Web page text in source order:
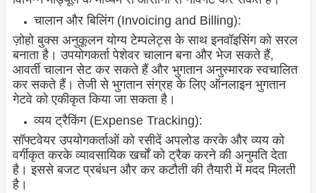
चालान और बिलिंग (Invoicing and Billing):
ज़ोहो बुक्स अनुकूलन योग्य टेम्पलेट्स के साथ इनवॉइसिंग को सरल
बनाता है। उपयोगकर्ता पेशेवर चालान बना और भेज सकते हैं,
आवर्ती चालान सेट कर सकते हैं और भुगतान अनुस्मारक स्वचालित
कर सकते हैं। तेजी से भुगतान संग्रह के लिए ऑनलाइन भुगतान
गेटवे को एकीकृत किया जा सकता है।
व्यय ट्रैकिंग (Expense Tracking):
सॉफ्टवेयर उपयोगकर्ताओं को रसीदें अपलोड करके और व्यय को
वर्गीकृत करके व्यावसायिक खर्चों को ट्रैक करने की अनुमति देता
है। इससे बजट प्रबंधन और कर कटौती की तैयारी में मदद मिलती
है।